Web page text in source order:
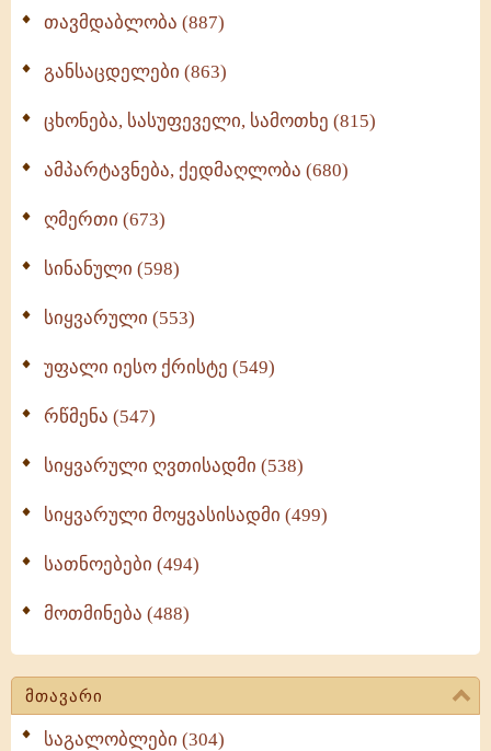
თავმდაბლობა (887)
განსაცდელები (863)
ცხონება, სასუფეველი, სამოთხე (815)
ამპარტავნება, ქედმაღლობა (680)
ღმერთი (673)
სინანული (598)
სიყვარული (553)
უფალი იესო ქრისტე (549)
რწმენა (547)
სიყვარული ღვთისადმი (538)
სიყვარული მოყვასისადმი (499)
სათნოებები (494)
მოთმინება (488)
მთავარი
საგალობლები (304)